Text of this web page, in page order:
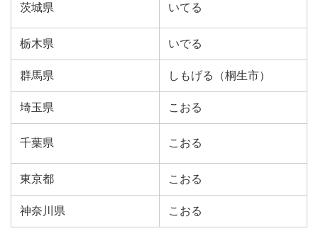
茨城県 いてる
栃木県 いでる
群馬県 しもげる（桐生市）
埼玉県 こおる
千葉県 こおる
東京都 こおる
神奈川県 こおる